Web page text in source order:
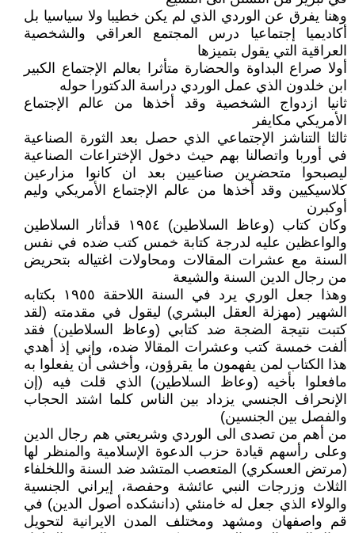
وهنا يفرق عن الوردي الذي لم يكن خطيبا ولا سياسيا بل
أكاديميا إجتماعيا درس المجتمع العراقي والشخصية
العراقية التي يقول بتميزها
أولا صراع البداوة والحضارة متأثرا بعالم الإجتماع الكبير
ابن خلدون الذي عمل الوردي دراسة الدكتورا حوله
ثانيا ازدواج الشخصية وقد أخذها من عالم الإجتماع
الأمريكي مكايفر
ثالثا التناشز الإجتماعي الذي حصل بعد الثورة الصناعية
في أوربا واتصالنا بهم حيث دخول الإختراعات الصناعية
ليصبحوا متحضرين صناعيين بعد ان كانوا مزارعين
كلاسيكيين وقد أخذها من عالم الإجتماع الأمريكي وليم
أوكبرن
وكان كتاب (وعاظ السلاطين) ١٩٥٤ قدأثار السلاطين
والواعظين عليه لدرجة كتابة خمس كتب ضده في نفس
السنة مع عشرات المقالات ومحاولات اغتياله بتحريض
من رجال الدين السنة والشيعة
وهذا جعل الوري يرد في السنة اللاحقة ١٩٥٥ بكتابه
الشهير (مهزلة العقل البشري) ليقول في مقدمته (لقد
كتبت نتيجة الضجة ضد كتابي (وعاظ السلاطين) فقد
ألفت خمسة كتب وعشرات المقالا ضده، وإني إذ أهدي
هذا الكتاب لمن يفهمون ما يقرؤون، وأخشى أن يفعلوا به
مافعلوا بأخيه (وعاظ السلاطين) الذي قلت فيه (إن
الإنحراف الجنسي يزداد بين الناس كلما اشتد الحجاب
والفصل بين الجنسين)
من أهم من تصدى الى الوردي وشريعتي هم رجال الدين
وعلى رأسهم قيادة حزب الدعوة الإسلامية والمنظر لها
(مرتض العسكري) المتعصب المتشد ضد السنة واللخلفاء
الثلاث وزرجات النبي عائشة وحفصة، إيراني الجنسية
والولاء الذي جعل له خامنئي (دانشكده أصول الدين) في
قم واصفهان ومشهد ومختلف المدن الايرانية لتحويل